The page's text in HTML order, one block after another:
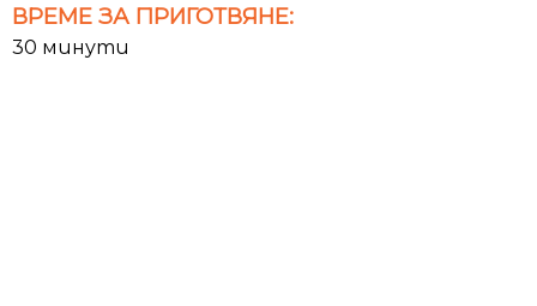
ВРЕМЕ ЗА ПРИГОТВЯНЕ:
30 минути